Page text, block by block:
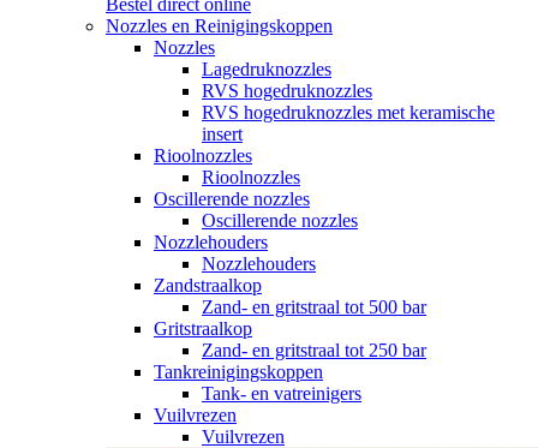
Nozzles en Reinigingskoppen
Nozzles
Lagedruknozzles
RVS hogedruknozzles
RVS hogedruknozzles met keramische
insert
Rioolnozzles
Rioolnozzles
Oscillerende nozzles
Oscillerende nozzles
Nozzlehouders
Nozzlehouders
Zandstraalkop
Zand- en gritstraal tot 500 bar
Gritstraalkop
Zand- en gritstraal tot 250 bar
Tankreinigingskoppen
Tank- en vatreinigers
Vuilvrezen
Vuilvrezen